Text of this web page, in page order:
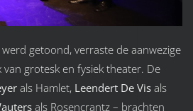
getoond, verraste de aanwezige
grotesk en fysiek theater. De
als Hamlet, Leendert De Vis als
als Rosencrantz – brachten